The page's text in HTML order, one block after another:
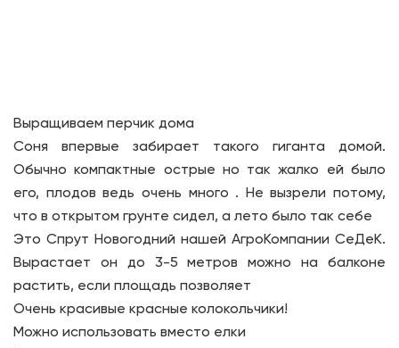
Выращиваем перчик дома
Соня впервые забирает такого гиганта домой.
Обычно компактные острые но так жалко ей было
его, плодов ведь очень много . Не вызрели потому,
что в открытом грунте сидел, а лето было так себе
Это Спрут Новогодний нашей АгроКомпании СеДеК.
Вырастает он до 3-5 метров можно на балконе
растить, если площадь позволяет
Очень красивые красные колокольчики!
Можно использовать вместо елки